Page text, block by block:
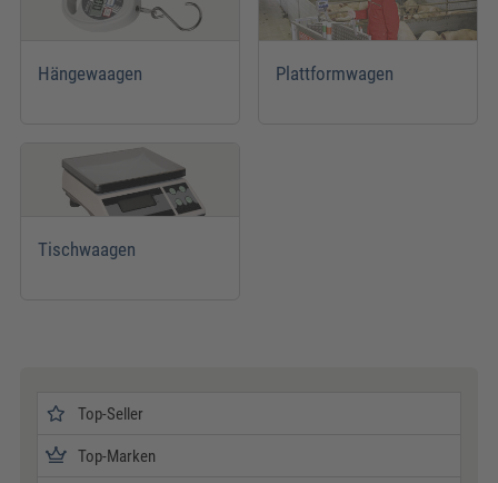
Hängewaagen Plattformwagen
Tischwaagen
Top-Seller
Top-Marken